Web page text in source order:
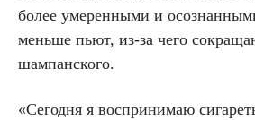
более умеренными и
меньше пьют, из-за чего
шампанского.
«Сегодня я воспринимаю